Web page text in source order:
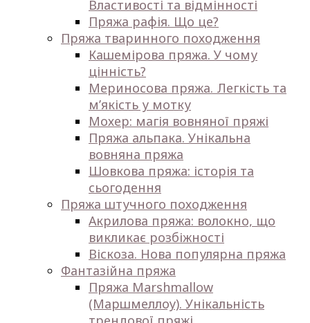
Властивості та відмінності
Пряжа рафія. Що це?
Пряжа тваринного походження
Кашемірова пряжа. У чому
цінність?
Мериносова пряжа. Легкість та
м’якість у мотку
Мохер: магія вовняної пряжі
Пряжа альпака. Унікальна
вовняна пряжа
Шовкова пряжа: історія та
сьогодення
Пряжа штучного походження
Акрилова пряжа: волокно, що
викликає розбіжності
Віскоза. Нова популярна пряжа
Фантазійна пряжа
Пряжа Marshmallow
(Маршмеллоу). Унікальність